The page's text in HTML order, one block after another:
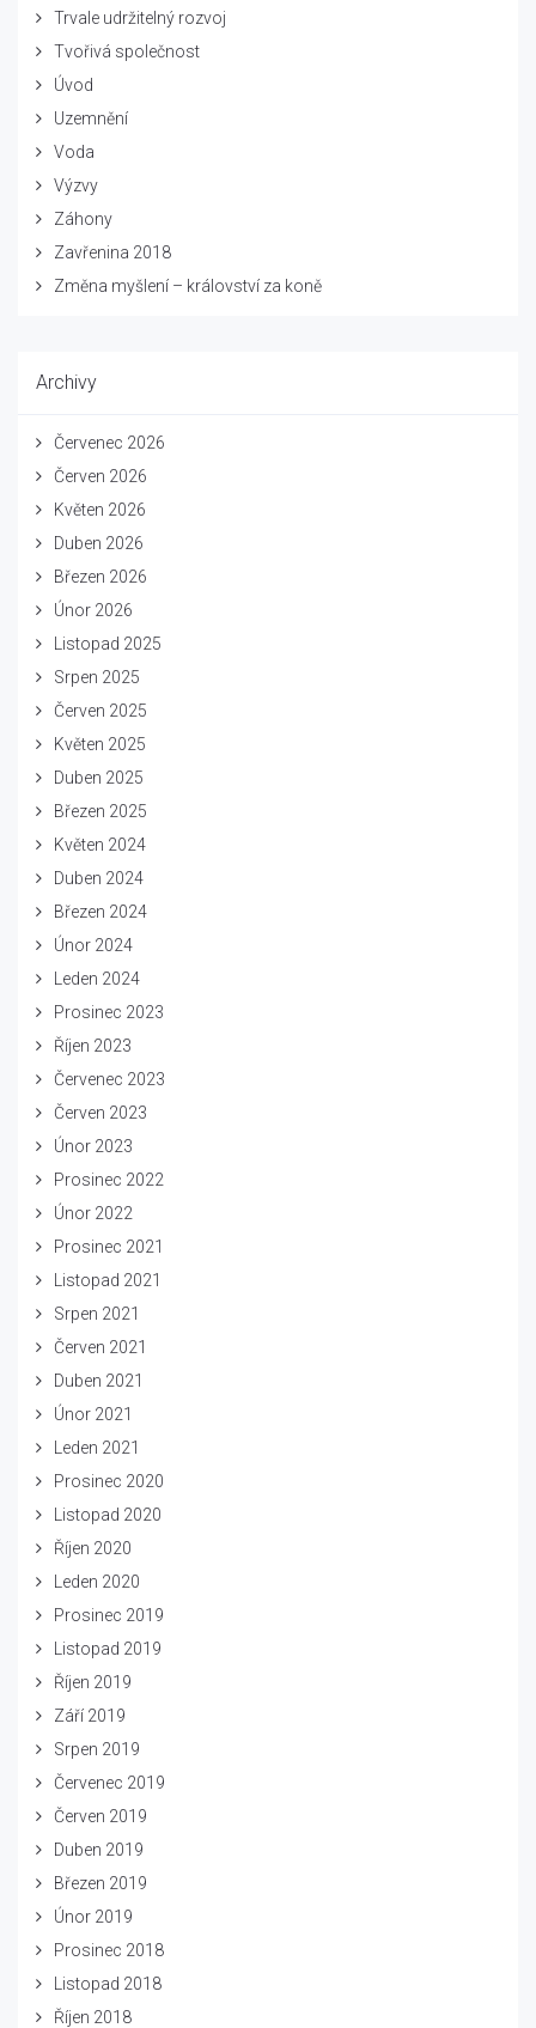
Trvale udržitelný rozvoj
Tvořivá společnost
Úvod
Uzemnění
Voda
Výzvy
Záhony
Zavřenina 2018
Změna myšlení – království za koně
Archivy
Červenec 2026
Červen 2026
Květen 2026
Duben 2026
Březen 2026
Únor 2026
Listopad 2025
Srpen 2025
Červen 2025
Květen 2025
Duben 2025
Březen 2025
Květen 2024
Duben 2024
Březen 2024
Únor 2024
Leden 2024
Prosinec 2023
Říjen 2023
Červenec 2023
Červen 2023
Únor 2023
Prosinec 2022
Únor 2022
Prosinec 2021
Listopad 2021
Srpen 2021
Červen 2021
Duben 2021
Únor 2021
Leden 2021
Prosinec 2020
Listopad 2020
Říjen 2020
Leden 2020
Prosinec 2019
Listopad 2019
Říjen 2019
Září 2019
Srpen 2019
Červenec 2019
Červen 2019
Duben 2019
Březen 2019
Únor 2019
Prosinec 2018
Listopad 2018
Říjen 2018